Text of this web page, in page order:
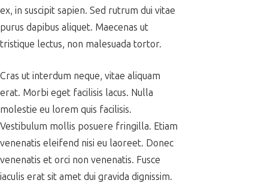
ex, in suscipit sapien. Sed rutrum dui vitae
purus dapibus aliquet. Maecenas ut
tristique lectus, non malesuada tortor.
Cras ut interdum neque, vitae aliquam
erat. Morbi eget facilisis lacus. Nulla
molestie eu lorem quis facilisis.
Vestibulum mollis posuere fringilla. Etiam
venenatis eleifend nisi eu laoreet. Donec
venenatis et orci non venenatis. Fusce
iaculis erat sit amet dui gravida dignissim.